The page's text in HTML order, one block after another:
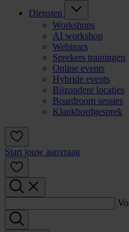
Diensten
Workshops
AI workshop
Webinars
Sprekers trainingen
Online events
Hybride events
Bijzondere locaties
Boardroom sessies
Klankbordgesprek
Start jouw aanvraag